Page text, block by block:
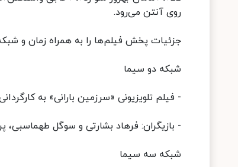
روی آنتن می‌رود.
جزئیات پخش فیلم‌ها را به همراه زمان و
شبکه دو سیما
- فیلم تلویزیونی «سرزمین بارانی» به کارگردانی «جواد
- بازیگران: فرهاد بشارتی و سوگل طهماسبی،
شبکه سه سیما